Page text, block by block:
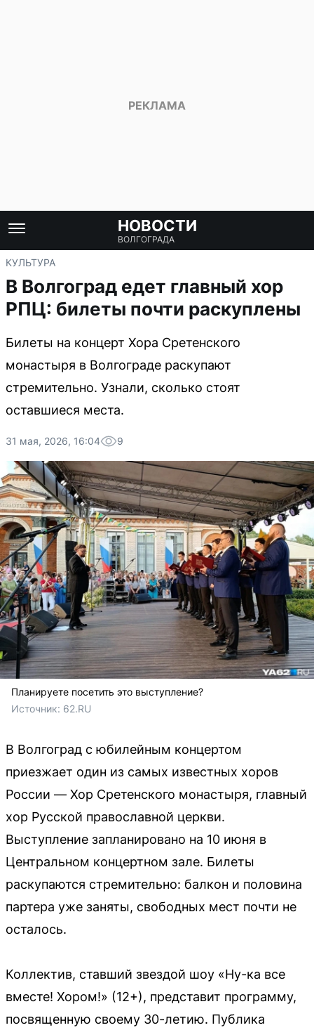
НОВОСТИ
ВОЛГОГРАДА
КУЛЬТУРА
В Волгоград едет главный хор
РПЦ: билеты почти раскуплены
Билеты на концерт Хора Сретенского
монастыря в Волгограде раскупают
стремительно. Узнали, сколько стоят
оставшиеся места.
31 мая, 2026, 16:04 9
Планируете посетить это выступление?
Источник: 62.RU
В Волгоград с юбилейным концертом
приезжает один из самых известных хоров
России — Хор Сретенского монастыря, главный
хор Русской православной церкви.
Выступление запланировано на 10 июня в
Центральном концертном зале. Билеты
раскупаются стремительно: балкон и половина
партера уже заняты, свободных мест почти не
осталось.
Коллектив, ставший звездой шоу «Ну-ка все
вместе! Хором!» (12+), представит программу,
посвященную своему 30-летию. Публика